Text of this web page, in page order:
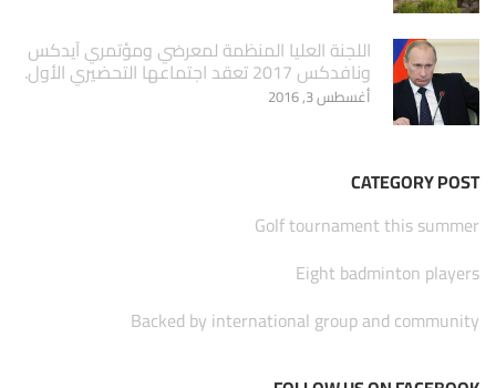
اللجنة العليا المنظمة لمعرضي ومؤتمري آيدكس
ونافدكس 2017 تعقد اجتماعها التحضيري الأول.
أغسطس 3, 2016
CATEGORY POST
Golf tournament this summer
Eight badminton players
Backed by international group and community